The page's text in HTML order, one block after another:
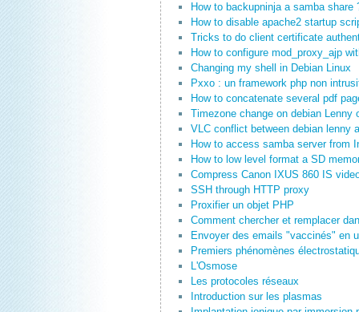
How to backupninja a samba share
How to disable apache2 startup
Tricks to do client certificate
How to configure mod_proxy_ajp
Changing my shell in Debian Linux
Pxxo : un framework php non
How to concatenate several pdf
Timezone change on debian Lenny
VLC conflict between debian lenny
How to access samba server from
How to low level format a SD
Compress Canon IXUS 860 IS
SSH through HTTP proxy
Proxifier un objet PHP
Comment chercher et remplacer
Envoyer des emails "vaccinés" en
Premiers phénomènes
L'Osmose
Les protocoles réseaux
Introduction sur les plasmas